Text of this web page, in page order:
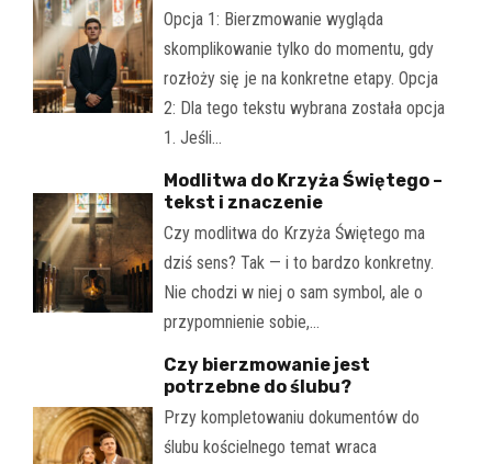
Opcja 1: Bierzmowanie wygląda
skomplikowanie tylko do momentu, gdy
rozłoży się je na konkretne etapy. Opcja
2: Dla tego tekstu wybrana została opcja
1. Jeśli…
Modlitwa do Krzyża Świętego –
tekst i znaczenie
Czy modlitwa do Krzyża Świętego ma
dziś sens? Tak — i to bardzo konkretny.
Nie chodzi w niej o sam symbol, ale o
przypomnienie sobie,…
Czy bierzmowanie jest
potrzebne do ślubu?
Przy kompletowaniu dokumentów do
ślubu kościelnego temat wraca